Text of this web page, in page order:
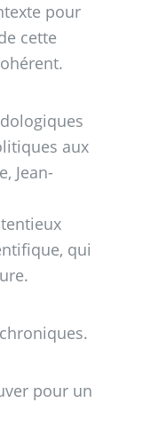
pour
cette
aux
Jean-
qui
pour un